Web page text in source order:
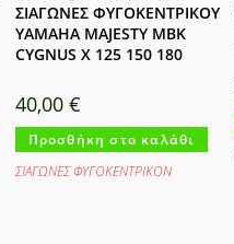
ΣΙΑΓΩΝΕΣ ΦΥΓΟΚΕΝΤΡΙΚΟΥ
YAMAHA MAJESTY MBK
CYGNUS X 125 150 180
40,00 €
Προσθήκη στο καλάθι
ΣΙΑΓΩΝΕΣ ΦΥΓΟΚΕΝΤΡΙΚΟΝ